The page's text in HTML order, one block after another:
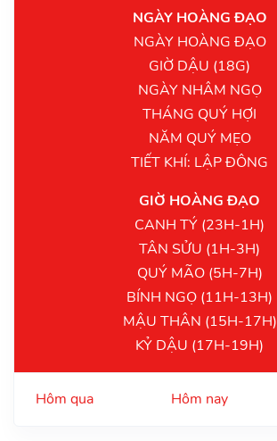
NGÀY HOÀNG ĐẠO
NGÀY HOÀNG ĐẠO
GIỜ DẬU (18G)
NGÀY NHÂM NGỌ
THÁNG QUÝ HỢI
NĂM QUÝ MẸO
TIẾT KHÍ: LẬP ĐÔNG
GIỜ HOÀNG ĐẠO
CANH TÝ (23H-1H)
TÂN SỬU (1H-3H)
QUÝ MÃO (5H-7H)
BÍNH NGỌ (11H-13H)
MẬU THÂN (15H-17H)
KỶ DẬU (17H-19H)
Hôm qua Hôm nay